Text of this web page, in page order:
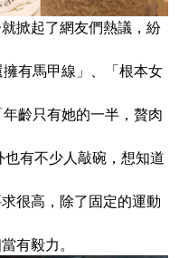
掀起了網友們熱議，紛
有馬甲線」、「根本女
齡只有她的一半，贅肉
也有不少人敲碗，想知道
很高，除了固定的運動
有毅力。